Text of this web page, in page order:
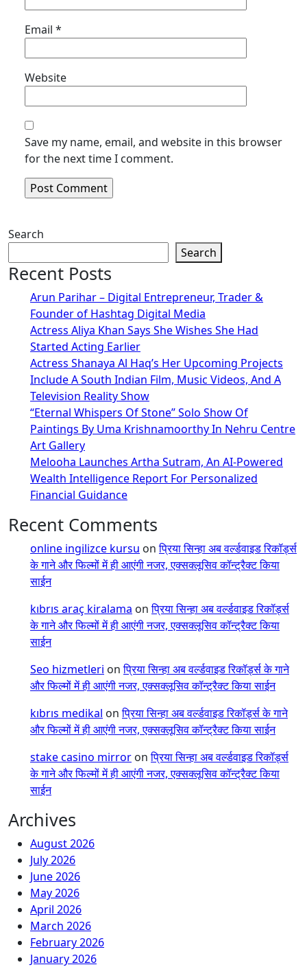
Email *
Website
Save my name, email, and website in this browser
for the next time I comment.
Search
Search
Recent Posts
Arun Parihar – Digital Entrepreneur, Trader &
Founder of Hashtag Digital Media
Actress Aliya Khan Says She Wishes She Had
Started Acting Earlier
Actress Shanaya Al Haq’s Her Upcoming Projects
Include A South Indian Film, Music Videos, And A
Television Reality Show
“Eternal Whispers Of Stone” Solo Show Of
Paintings By Uma Krishnamoorthy In Nehru Centre
Art Gallery
Melooha Launches Artha Sutram, An AI-Powered
Wealth Intelligence Report For Personalized
Financial Guidance
Recent Comments
online ingilizce kursu onप्रिया सिन्हा अब वर्ल्डवाइड रिकॉर्ड्स
के गाने और फिल्मों में ही आएंगी नजर, एक्सक्लूसिव कॉन्ट्रैक्ट किया
साईन
kıbrıs araç kiralama onप्रिया सिन्हा अब वर्ल्डवाइड रिकॉर्ड्स
के गाने और फिल्मों में ही आएंगी नजर, एक्सक्लूसिव कॉन्ट्रैक्ट किया
साईन
Seo hizmetleri onप्रिया सिन्हा अब वर्ल्डवाइड रिकॉर्ड्स के गाने
और फिल्मों में ही आएंगी नजर, एक्सक्लूसिव कॉन्ट्रैक्ट किया साईन
kıbrıs medikal onप्रिया सिन्हा अब वर्ल्डवाइड रिकॉर्ड्स के गाने
और फिल्मों में ही आएंगी नजर, एक्सक्लूसिव कॉन्ट्रैक्ट किया साईन
stake casino mirror onप्रिया सिन्हा अब वर्ल्डवाइड रिकॉर्ड्स
के गाने और फिल्मों में ही आएंगी नजर, एक्सक्लूसिव कॉन्ट्रैक्ट किया
साईन
Archives
August 2026
July 2026
June 2026
May 2026
April 2026
March 2026
February 2026
January 2026